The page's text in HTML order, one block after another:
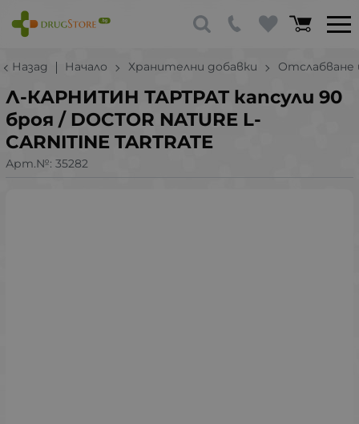
Назад Начало Хранителни добавки
Л-КАРНИТИН ТАРТРАТ капсули 90
броя / DOCTOR NATURE L-
CARNITINE TARTRATE
Арт.№: 35282